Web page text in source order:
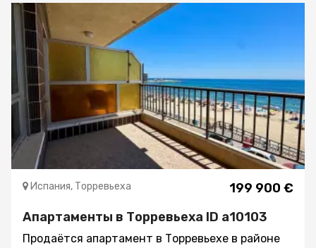
есть общий бассейн и зона отдыха.Вид на море,
все услуги под рукой (супермаркет,
медицинский центр, аптека, бары, рестораны).
Торговый центр La Zenia Boulevard находится
всего в 5 минутах езды на машине, а поля для
гольфа - в 10 минутах.
199 900 €
Испания, Торревьеха
Апартаменты в Торревьеха ID a10103
Продаётся aпартамент в Торревьехе в районе